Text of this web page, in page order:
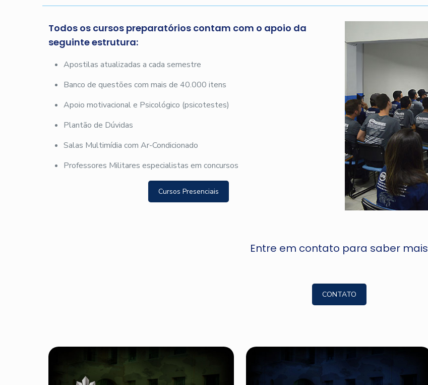
Todos os cursos preparatórios contam com o apoio da
seguinte estrutura:
Apostilas atualizadas a cada semestre
Banco de questões com mais de 40.000 itens
Apoio motivacional e Psicológico (psicotestes)
Plantão de Dúvidas
Salas Multimídia com Ar-Condicionado
Professores Militares especialistas em concursos
Cursos Presenciais
Entre em contato para saber mais
CONTATO